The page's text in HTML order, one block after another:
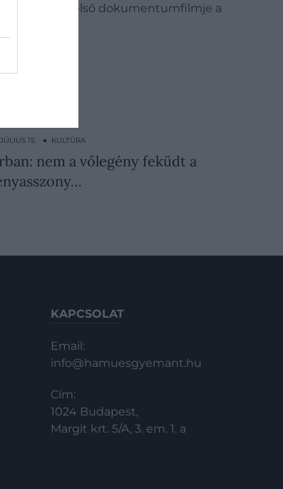
a sztár első dokumentumfilmje a
15. ● KULTÚRA
nem a vőlegény feküdt a
KAPCSOLAT
Email:
info@hamuesgyemant.hu
Cím:
1024 Budapest,
Margit krt. 5/A, 3. em. 1. a